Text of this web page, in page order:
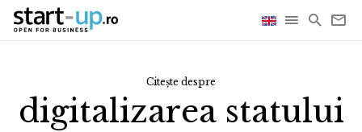
Citește despre
digitalizarea statului